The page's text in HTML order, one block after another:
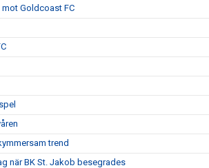
Goldcoast FC
trend
när BK St. Jakob besegrades